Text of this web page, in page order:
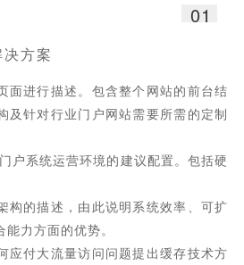
01
方案
面进行描述。包含整个网站的前台结
及针对行业门户网站需要所需的定制
户系统运营环境的建议配置。包括硬
构的描述，由此说明系统效率、可扩
力方面的优势。
应付大流量访问问题提出缓存技术方